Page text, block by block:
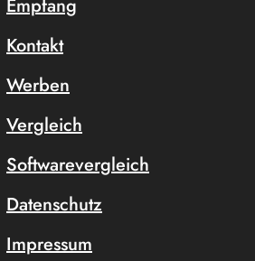
Empfang
Kontakt
Werben
Vergleich
Softwarevergleich
Datenschutz
Impressum